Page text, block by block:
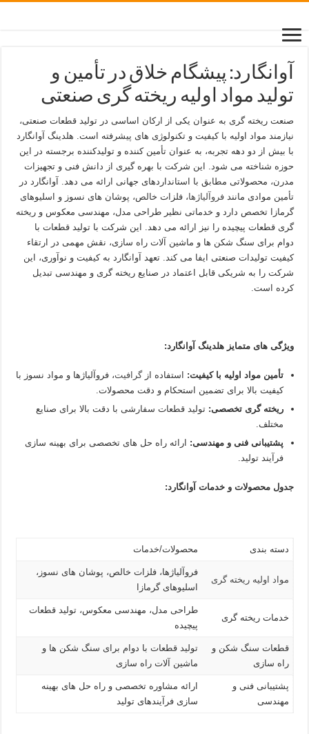
آوانگارد: پیشگام خلاق در تأمین و
تولید مواد اولیه ریخته گری صنعتی
صنعت ریخته گری به عنوان یکی از ارکان اساسی در تولید قطعات صنعتی،
نیازمند مواد اولیه با کیفیت و تکنولوژی های پیشرفته است. هلدینگ آوانگارد
با بیش از دو دهه تجربه، به عنوان تأمین کننده و تولیدکننده برجسته در این
حوزه شناخته می شود. این شرکت با بهره گیری از دانش فنی و تجهیزات
مدرن، محصولاتی مطابق با استانداردهای جهانی ارائه می دهد. آوانگارد در
تأمین موادی مانندفروآلیاژها، فلزات خالص، پوشان های نسوز و اسلیوهای
گرمازا تخصص دارد و خدماتی نظیر طراحی مدل، مهندسی معکوس و ریخته
گری قطعات پیچیده را نیز ارائه می دهد. این شرکت با تولید قطعات با
دوام برای سنگ شکن ها و ماشین آلات راه سازی، نقش مهمی در ارتقاء
کیفیت تولیدات صنعتی ایفا می کند. تعهد آوانگارد به کیفیت و نوآوری، این
شرکت را به شریکی قابل اعتماد در صنایع ریخته گری و مهندسی تبدیل
کرده است.
ویژگی های متمایز هلدینگ آوانگارد:
تأمین مواد اولیه با کیفیت: استفاده ازگرافیت، فروآلیاژها و مواد نسوز با
کیفیت بالا برای تضمین استحکام و دقت محصولات.
ریخته گری تخصصی: تولید قطعات سفارشی با دقت بالا برای صنایع
مختلف.
پشتیبانی فنی و مهندسی: ارائه راه حل های تخصصی برای بهینه سازی
فرآیند تولید.
جدول محصولات و خدمات آوانگارد:
دسته بندی محصولات/خدمات
مواد اولیه ریخته گری
فروآلیاژها، فلزات خالص، پوشان های نسوز،
اسلیوهای گرمازا
خدمات ریخته گری
طراحی مدل، مهندسی معکوس، تولید قطعات
پیچیده
قطعات سنگ شکن و
راه سازی
تولید قطعات با دوام برای سنگ شکن ها و
ماشین آلات راه سازی
پشتیبانی فنی و
مهندسی
ارائه مشاوره تخصصی و راه حل های بهینه
سازی فرآیندهای تولید